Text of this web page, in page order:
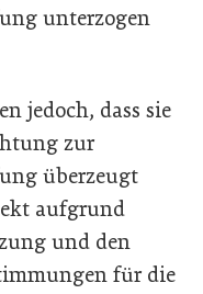
unterzogen
jedoch, dass sie
zur
überzeugt
aufgrund
und den
für die